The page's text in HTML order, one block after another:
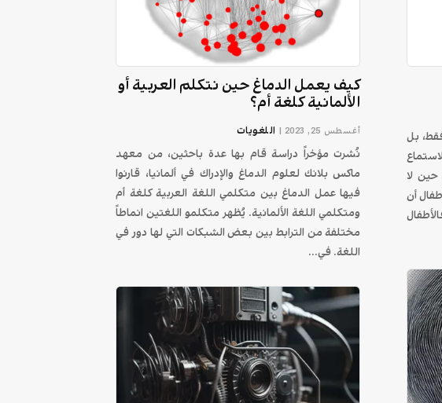
بل
لا
أن
كيف يعمل الدماغ حين نتكلم العربية أو
الألمانية كلغة أم؟
أغسطس 25, 2023 | اللغويات
نُشرت مؤخراً دراسة قام بها عدة باحثين، من معهد
ماكس بلانك لعلوم الدماغ والإدراك في ألمانيا، قارنوا
فيها عمل الدماغ بين متكلمي اللغة العربية كلغة أم
ومتكلمي اللغة الألمانية. يُظهر متكلمو اللغتين انماطاً
مختلفة من الترابط بين بعض الشبكات التي لها دور في
اللغة. في...